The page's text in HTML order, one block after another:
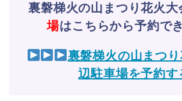
裏磐梯火の山まつり花火大
場はこちらから予約で
裏磐梯火の山まつ
辺駐車場を予約す